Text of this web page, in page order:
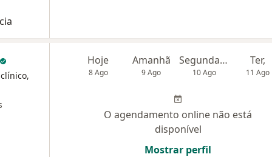
Hoje
8 Ago
Amanhã
9 Ago
Segunda-feira
10 Ago
Ter,
11 Ago
O agendamento online não está
disponível
Mostrar perfil